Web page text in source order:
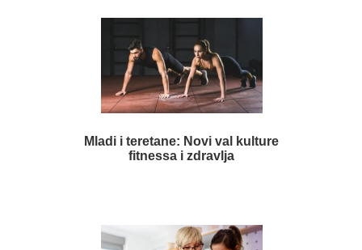
Mladi i teretane: Novi val kulture
fitnessa i zdravlja